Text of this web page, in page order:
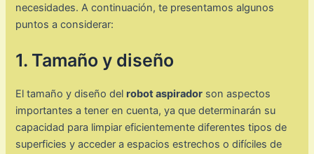
necesidades. A continuación, te presentamos algunos
puntos a considerar:
1. Tamaño y diseño
El tamaño y diseño del robot aspirador son aspectos
importantes a tener en cuenta, ya que determinarán su
capacidad para limpiar eficientemente diferentes tipos de
superficies y acceder a espacios estrechos o difíciles de